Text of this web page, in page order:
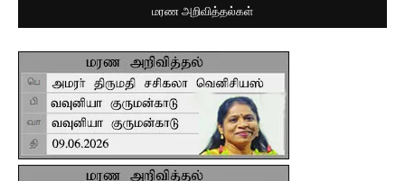
மரண அறிவித்தல்கள்